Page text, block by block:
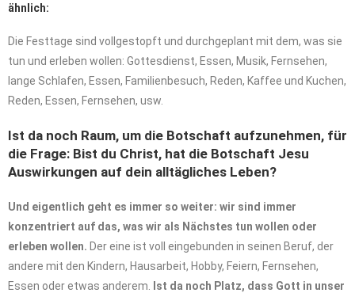
ähnlich:
Die Festtage sind vollgestopft und durchgeplant mit dem, was sie
tun und erleben wollen: Gottesdienst, Essen, Musik, Fernsehen,
lange Schlafen, Essen, Familienbesuch, Reden, Kaffee und Kuchen,
Reden, Essen, Fernsehen, usw.
Ist da noch Raum, um die Botschaft aufzunehmen, für
die Frage: Bist du Christ, hat die Botschaft Jesu
Auswirkungen auf dein alltägliches Leben?
Und eigentlich geht es immer so weiter: wir sind immer
konzentriert auf das, was wir als Nächstes tun wollen oder
erleben wollen. Der eine ist voll eingebunden in seinen Beruf, der
andere mit den Kindern, Hausarbeit, Hobby, Feiern, Fernsehen,
Essen oder etwas anderem.
Ist da noch Platz, dass Gott in unser